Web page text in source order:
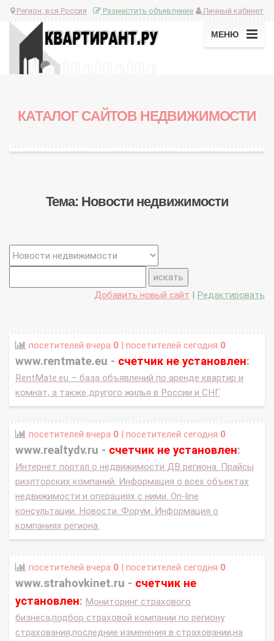
Регион: вся Россия Личный кабинет
Разместить объявление
МЕНЮ
КАТАЛОГ САЙТОВ НЕДВИЖИМОСТИ
Тема: Новости недвижимости
Добавить новый сайт Редактировать
посетителей вчера 0 | посетителей сегодня 0
www.rentmate.eu - счетчик не установлен:
RentMate.eu – база объявлений по аренде квартир и
комнат, а также другого жилья в России и СНГ
посетителей вчера 0 | посетителей сегодня 0
www.realtydv.ru - счетчик не установлен:
Интернет портал о недвижимости ДВ региона. Прайсы
риэлторских компаний. Информация о всех объектах
недвижимости и операциях с ними. On-line
консультации. Новости. Форум. Информация о
компаниях региона.
посетителей вчера 0 | посетителей сегодня 0
www.strahovkinet.ru - счетчик не
установлен: Мониторинг страхового
бизнеса,подбор страховой компании по региону
страхования,последние изменения в страховании,на